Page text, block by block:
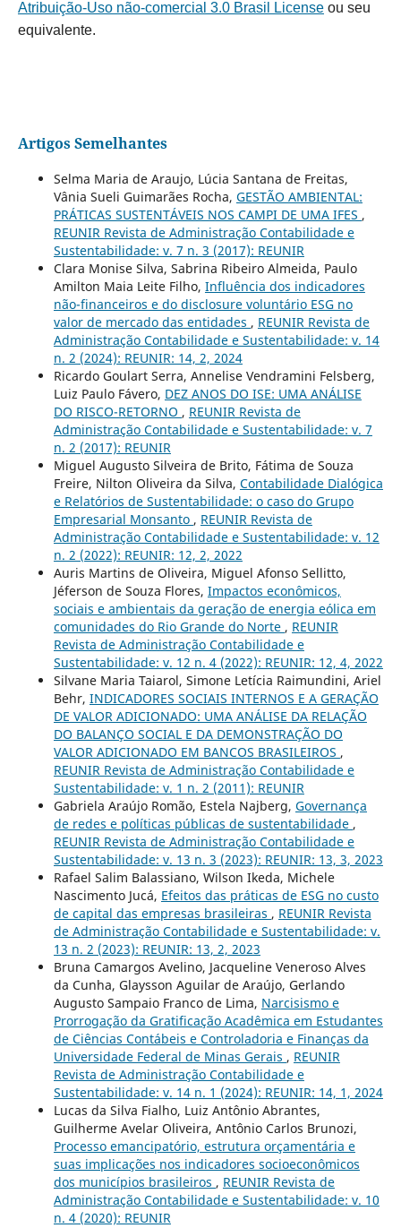
Atribuição-Uso não-comercial 3.0 Brasil Licenseou seu
equivalente.
Artigos Semelhantes
Selma Maria de Araujo, Lúcia Santana de Freitas,
Vânia Sueli Guimarães Rocha, GESTÃO AMBIENTAL:
PRÁTICAS SUSTENTÁVEIS NOS CAMPI DE UMA IFES ,
REUNIR Revista de Administração Contabilidade e
Sustentabilidade: v. 7 n. 3 (2017): REUNIR
Clara Monise Silva, Sabrina Ribeiro Almeida, Paulo
Amilton Maia Leite Filho, Influência dos indicadores
não-financeiros e do disclosure voluntário ESG no
valor de mercado das entidades , REUNIR Revista de
Administração Contabilidade e Sustentabilidade: v. 14
n. 2 (2024): REUNIR: 14, 2, 2024
Ricardo Goulart Serra, Annelise Vendramini Felsberg,
Luiz Paulo Fávero, DEZ ANOS DO ISE: UMA ANÁLISE
DO RISCO-RETORNO , REUNIR Revista de
Administração Contabilidade e Sustentabilidade: v. 7
n. 2 (2017): REUNIR
Miguel Augusto Silveira de Brito, Fátima de Souza
Freire, Nilton Oliveira da Silva, Contabilidade Dialógica
e Relatórios de Sustentabilidade: o caso do Grupo
Empresarial Monsanto , REUNIR Revista de
Administração Contabilidade e Sustentabilidade: v. 12
n. 2 (2022): REUNIR: 12, 2, 2022
Auris Martins de Oliveira, Miguel Afonso Sellitto,
Jéferson de Souza Flores, Impactos econômicos,
sociais e ambientais da geração de energia eólica em
comunidades do Rio Grande do Norte , REUNIR
Revista de Administração Contabilidade e
Sustentabilidade: v. 12 n. 4 (2022): REUNIR: 12, 4, 2022
Silvane Maria Taiarol, Simone Letícia Raimundini, Ariel
Behr, INDICADORES SOCIAIS INTERNOS E A GERAÇÃO
DE VALOR ADICIONADO: UMA ANÁLISE DA RELAÇÃO
DO BALANÇO SOCIAL E DA DEMONSTRAÇÃO DO
VALOR ADICIONADO EM BANCOS BRASILEIROS ,
REUNIR Revista de Administração Contabilidade e
Sustentabilidade: v. 1 n. 2 (2011): REUNIR
Gabriela Araújo Romão, Estela Najberg, Governança
de redes e políticas públicas de sustentabilidade ,
REUNIR Revista de Administração Contabilidade e
Sustentabilidade: v. 13 n. 3 (2023): REUNIR: 13, 3, 2023
Rafael Salim Balassiano, Wilson Ikeda, Michele
Nascimento Jucá, Efeitos das práticas de ESG no custo
de capital das empresas brasileiras , REUNIR Revista
de Administração Contabilidade e Sustentabilidade: v.
13 n. 2 (2023): REUNIR: 13, 2, 2023
Bruna Camargos Avelino, Jacqueline Veneroso Alves
da Cunha, Glaysson Aguilar de Araújo, Gerlando
Augusto Sampaio Franco de Lima, Narcisismo e
Prorrogação da Gratificação Acadêmica em Estudantes
de Ciências Contábeis e Controladoria e Finanças da
Universidade Federal de Minas Gerais , REUNIR
Revista de Administração Contabilidade e
Sustentabilidade: v. 14 n. 1 (2024): REUNIR: 14, 1, 2024
Lucas da Silva Fialho, Luiz Antônio Abrantes,
Guilherme Avelar Oliveira, Antônio Carlos Brunozi,
Processo emancipatório, estrutura orçamentária e
suas implicações nos indicadores socioeconômicos
dos municípios brasileiros , REUNIR Revista de
Administração Contabilidade e Sustentabilidade: v. 10
n. 4 (2020): REUNIR